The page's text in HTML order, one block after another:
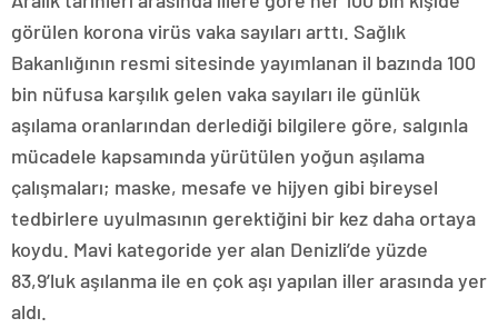
görülen korona virüs vaka sayıları arttı. Sağlık
Bakanlığının resmi sitesinde yayımlanan il bazında 100
bin nüfusa karşılık gelen vaka sayıları ile günlük
aşılama oranlarından derlediği bilgilere göre, salgınla
mücadele kapsamında yürütülen yoğun aşılama
çalışmaları; maske, mesafe ve hijyen gibi bireysel
tedbirlere uyulmasının gerektiğini bir kez daha ortaya
koydu. Mavi kategoride yer alan Denizli’de yüzde
83,9’luk aşılanma ile en çok aşı yapılan iller arasında yer
aldı.